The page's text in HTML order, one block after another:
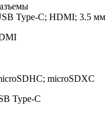
Type-C; HDMI; 3.5 мм
microSDXC
Type-C